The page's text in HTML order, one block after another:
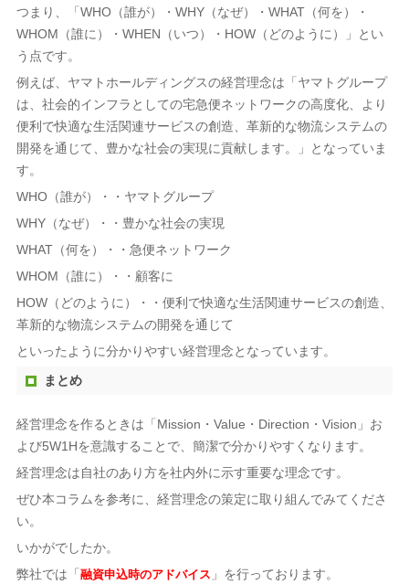
つまり、「WHO（誰が）・WHY（なぜ）・WHAT（何を）・
WHOM（誰に）・WHEN（いつ）・HOW（どのように）」とい
う点です。
例えば、ヤマトホールディングスの経営理念は「ヤマトグループ
は、社会的インフラとしての宅急便ネットワークの高度化、より
便利で快適な生活関連サービスの創造、革新的な物流システムの
開発を通じて、豊かな社会の実現に貢献します。」となっていま
す。
WHO（誰が）・・ヤマトグループ
WHY（なぜ）・・豊かな社会の実現
WHAT（何を）・・急便ネットワーク
WHOM（誰に）・・顧客に
HOW（どのように）・・便利で快適な生活関連サービスの創造、
革新的な物流システムの開発を通じて
といったように分かりやすい経営理念となっています。
まとめ
経営理念を作るときは「Mission・Value・Direction・Vision」お
よび5W1Hを意識することで、簡潔で分かりやすくなります。
経営理念は自社のあり方を社内外に示す重要な理念です。
ぜひ本コラムを参考に、経営理念の策定に取り組んでみてくださ
い。
いかがでしたか。
弊社では「融資申込時のアドバイス 」を行っております。